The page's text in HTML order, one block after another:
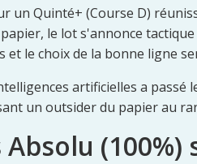
un Quinté+ (Course D)
le lot s'annonce tactique
le choix de la bonne ligne
artificielles a passé
un outsider du papier au
(100%)